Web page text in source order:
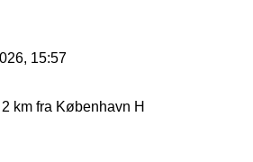
15:57
2 km fra København H